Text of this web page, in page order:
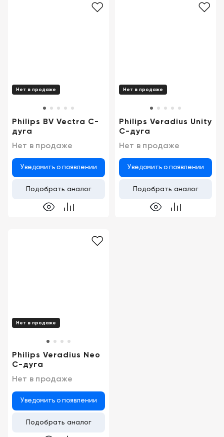
Нет в продаже
Philips BV Vectra С-
дуга
Нет в продаже
Уведомить о появлении
Подобрать аналог
Нет в продаже
Philips Veradius Unity
С-дуга
Нет в продаже
Уведомить о появлении
Подобрать аналог
Нет в продаже
Philips Veradius Neo
С-дуга
Нет в продаже
Уведомить о появлении
Подобрать аналог